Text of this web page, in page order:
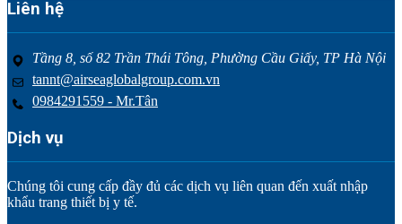
Liên hệ
Tầng 8, số 82 Trần Thái Tông, Phường Cầu Giấy, TP Hà Nội
tannt@airseaglobalgroup.com.vn
0984291559 - Mr.Tân
Dịch vụ
Chúng tôi cung cấp đầy đủ các dịch vụ liên quan đến xuất nhập
khẩu trang thiết bị y tế.